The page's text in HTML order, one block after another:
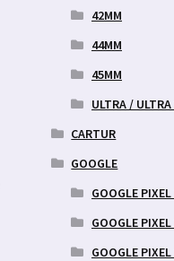
42MM
44MM
45MM
ULTRA / ULTRA
CARTUR
GOOGLE
GOOGLE
GOOGLE
GOOGLE